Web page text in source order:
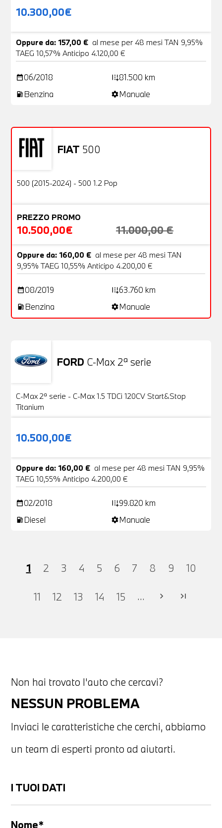
10.300,00€
Oppure da: 157,00 € al mese per 48 mesi TAN 9,95%
TAEG 10,57% Anticipo 4.120,00 €
date_range06/2018 add_road81.500 km
local_gas_station Benzina settingsManuale
FIAT 500
OFFERTA
Usato
500 (2015-2024) - 500 1.2 Pop
PREZZO PROMO
10.500,00€ 11.000,00 €
Oppure da: 160,00 € al mese per 48 mesi TAN
9,95% TAEG 10,55% Anticipo 4.200,00 €
date_range08/2019 add_road63.760 km
local_gas_station Benzina settingsManuale
FORD C-Max 2ª serie
VENDUTA
C-Max 2ª serie - C-Max 1.5 TDCi 120CV Start&Stop
Titanium
10.500,00€
Oppure da: 160,00 € al mese per 48 mesi TAN 9,95%
TAEG 10,55% Anticipo 4.200,00 €
date_range02/2018 add_road99.820 km
local_gas_station Diesel settingsManuale
1 2 3 4 5 6 7 8 9 10
11 12 13 14 15 ... chevron_right last_page
Non hai trovato l'auto che cercavi?
NESSUN PROBLEMA
Inviaci le caratteristiche che cerchi, abbiamo
un team di esperti pronto ad aiutarti.
I TUOI DATI
Nome*